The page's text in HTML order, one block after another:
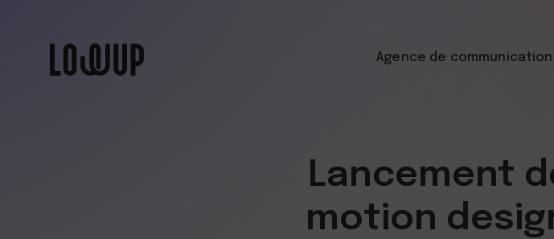
Agence de
Lancement
motion